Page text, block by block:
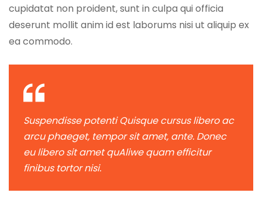
cupidatat non proident, sunt in culpa qui officia
deserunt mollit anim id est laborums nisi ut aliquip ex
ea commodo.
Suspendisse potenti Quisque cursus libero ac
arcu phaeget, tempor sit amet, ante. Donec
eu libero sit amet quAliwe quam efficitur
finibus tortor nisi.